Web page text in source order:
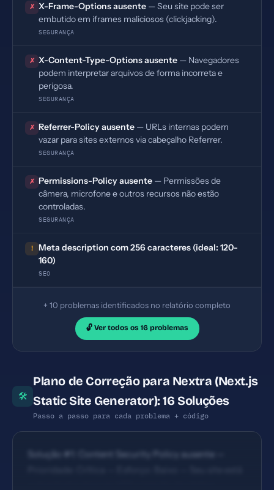
✗ X-Frame-Options ausente — Seu site pode ser
embutido em iframes maliciosos (clickjacking).
SEGURANÇA
✗ X-Content-Type-Options ausente — Navegadores
podem interpretar arquivos de forma incorreta e
perigosa.
SEGURANÇA
✗ Referrer-Policy ausente — URLs internas podem
vazar para sites externos via cabeçalho Referrer.
SEGURANÇA
✗ Permissions-Policy ausente — Permissões de
câmera, microfone e outros recursos não estão
controladas.
SEGURANÇA
!
Meta description com 256 caracteres (ideal: 120-
160)
SEO
+ 10 problemas identificados no relatório completo
🔓 Ver todos os 16 problemas
🛠
Plano de Correção para Nextra (Next.js
Static Site Generator): 16 Soluções
Passo a passo para cada problema + código
Solução #1: Content Security Policy ausente —